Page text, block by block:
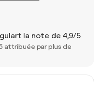
la note de 4,9/5
attribuée par plus de